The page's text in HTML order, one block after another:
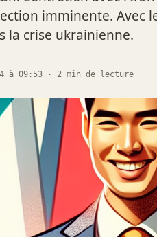
imminente. Avec
la crise ukrainienne.
à 09:53 · 2 min de lecture